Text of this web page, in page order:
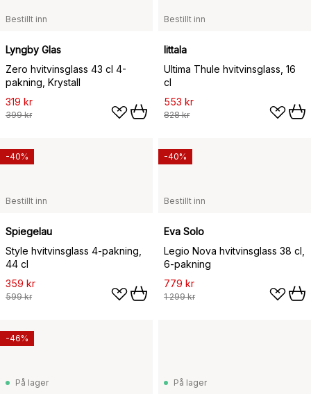
Bestillt inn
Lyngby Glas
Zero hvitvinsglass 43 cl 4-
pakning, Krystall
319 kr
399 kr
Bestillt inn
Iittala
Ultima Thule hvitvinsglass, 16
cl
553 kr
828 kr
Bestillt inn
Spiegelau
Style hvitvinsglass 4-pakning,
44 cl
359 kr
599 kr
-40%
Bestillt inn
Eva Solo
Legio Nova hvitvinsglass 38 cl,
6-pakning
779 kr
1 299 kr
-40%
På lager
-46%
På lager